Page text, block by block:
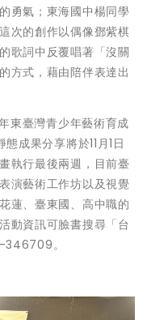
勇氣；東海國中楊同學
次的創作以偶像鄧紫棋
歌詞中反覆唱著「沒關
方式，藉由陪伴表達出
東臺灣青少年藝術育成
成果分享將於11月1日
執行最後兩週，目前臺
演藝術工作坊以及視覺
蓮、臺東國、高中職的
動資訊可臉書搜尋「台
346709。